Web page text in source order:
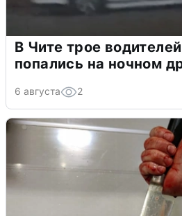
В Чите трое
попались на ночном
6 августа 2